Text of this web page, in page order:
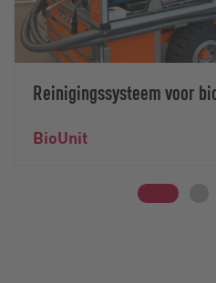
Reinigingssysteem voor
BioUnit